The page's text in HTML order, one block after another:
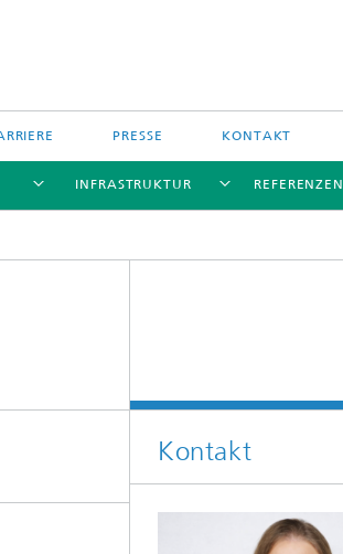
PRESSE KONTAKT
INFRASTRUKTUR REFERENZEN
Kontakt